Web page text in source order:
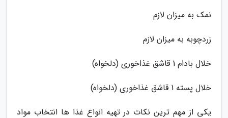
نمک به میزان لازم
زردچوبه به میزان لازم
خلال بادام 1 قاشق غذاخوری (دلخواه)
خلال پسته 1 قاشق غذاخوری (دلخواه)
یکی از مهم ترین نکات در تهیه انواع غذا ها انتخاب مواد